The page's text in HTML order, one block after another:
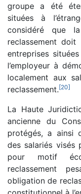
groupe a été
situées à
considéré que
reclassement
entreprises
l’employeur à
localement aux
reclassement.[20]
La Haute
ancienne du
protégés, a ainsi
des salariés visés
pour motif
reclassement
obligation de